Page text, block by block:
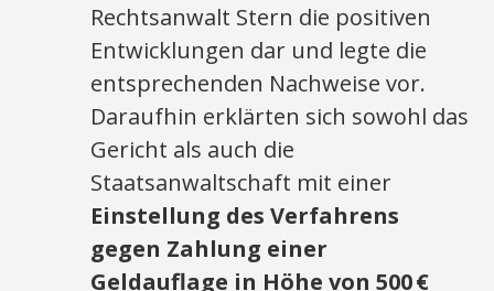
Rechtsanwalt Stern die positiven
Entwicklungen dar und legte die
entsprechenden Nachweise vor.
Daraufhin erklärten sich sowohl das
Gericht als auch die
Staatsanwaltschaft mit einer
Einstellung des Verfahrens
gegen Zahlung einer
Geldauflage in Höhe von 500€